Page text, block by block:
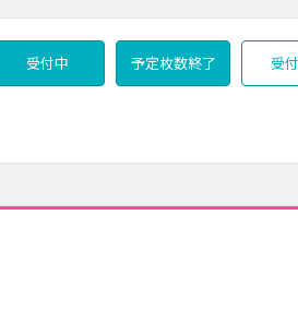
受付中 予定枚数終了 受